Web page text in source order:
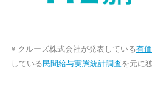
※ クルーズ株式会社が発表している有
している 民間給与実態統計調査を元に